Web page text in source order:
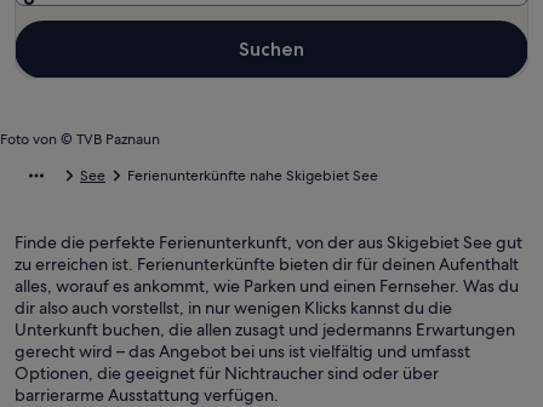
Foto von © TVB Paznaun
Suchen
See Ferienunterkünfte nahe Skigebiet See
Finde die perfekte Ferienunterkunft, von der aus Skigebiet See gut
zu erreichen ist. Ferienunterkünfte bieten dir für deinen Aufenthalt
alles, worauf es ankommt, wie Parken und einen Fernseher. Was du
dir also auch vorstellst, in nur wenigen Klicks kannst du die
Unterkunft buchen, die allen zusagt und jedermanns Erwartungen
gerecht wird – das Angebot bei uns ist vielfältig und umfasst
Optionen, die geeignet für Nichtraucher sind oder über
barrierarme Ausstattung verfügen.